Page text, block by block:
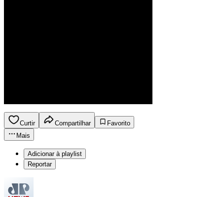
Curtir Compartilhar
Favorito
Mais
Adicionar à playlist
Reportar